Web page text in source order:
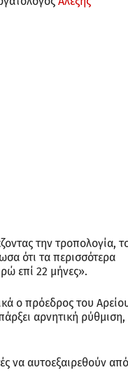
την τροπολογία,
ότι τα περισσότερα
επί 22 μήνες».
ο πρόεδρος του
αρνητική ρύθμιση,
να αυτοεξαιρεθούν από